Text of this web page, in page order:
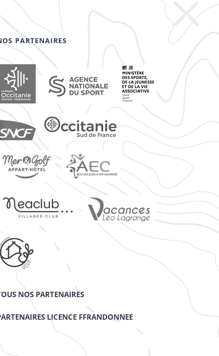
PARTENAIRES
NOS PARTENAIRES
LICENCE FFRANDONNEE